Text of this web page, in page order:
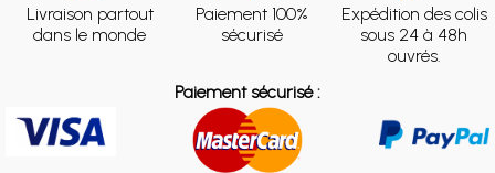
Livraison partout
dans le monde
Paiement 100%
sécurisé
Expédition des colis
sous 24 à 48h
ouvrés.
Paiement sécurisé :